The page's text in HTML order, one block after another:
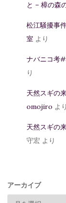
と – 樟の森
松江騒擾事
室 より
ナバニコ考
り
天然スギの
omojiro より
天然スギの
守宏 より
アーカイブ